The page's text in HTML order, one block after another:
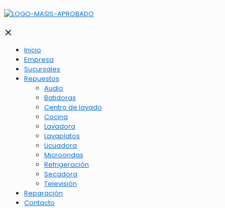
✕
Inicio
Empresa
Sucursales
Repuestos
Audio
Batidoras
Centro de lavado
Cocina
Lavadora
Lavaplatos
Licuadora
Microondas
Refrigeración
Secadora
Televisión
Reparación
Contacto